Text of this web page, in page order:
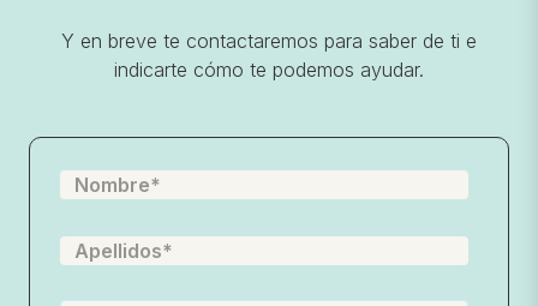
Y en breve te contactaremos para saber de ti e
indicarte cómo te podemos ayudar.